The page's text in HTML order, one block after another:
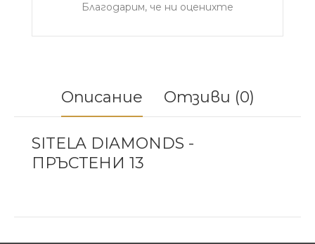
Благодарим, че ни оценихте
Описание Отзиви (0)
SITELA DIAMONDS -
ПРЪСТЕНИ 13